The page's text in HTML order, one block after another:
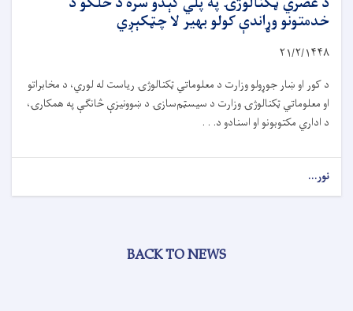
خدمتونو وړاندې کولو بهیر لا چټکېږي
۲۱/۲/۱۴۴۸
د کور او ښار جوړولو وزارت د معلوماتي ټکنالوژۍ ریاست له لوري، د مخابراتو
او معلوماتي ټکنالوژۍ وزارت د سیسټم‌سازۍ د ښوونیزې څانګې په همکارۍ،
د اداري مکتوبونو او اسنادو د. . .
نور...
BACK TO NEWS